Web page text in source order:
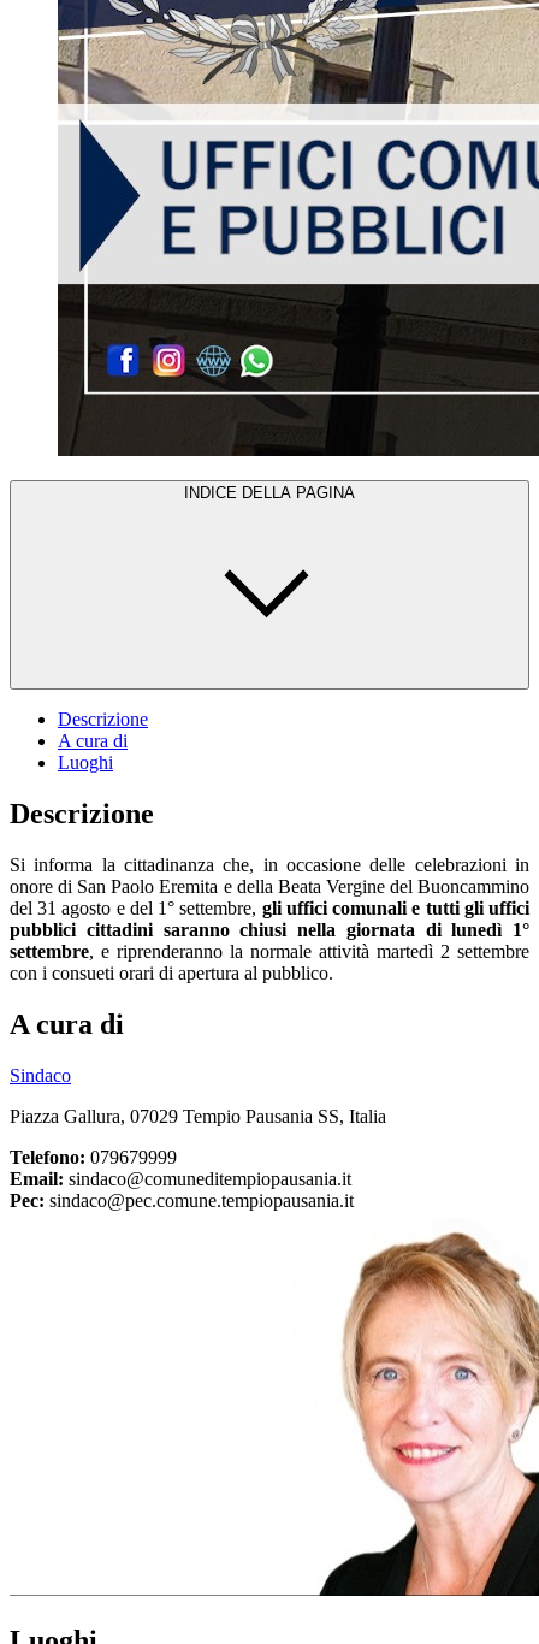
INDICE DELLA PAGINA
Descrizione
A cura di
Luoghi
Descrizione
Si informa la cittadinanza che, in occasione delle celebrazioni in
onore di San Paolo Eremita e della Beata Vergine del Buoncammino
del 31 agosto e del 1° settembre, gli uffici comunali e tutti gli uffici
pubblici cittadini saranno chiusi nella giornata di lunedì 1°
settembre, e riprenderanno la normale attività martedì 2 settembre
con i consueti orari di apertura al pubblico.
A cura di
Sindaco
Piazza Gallura, 07029 Tempio Pausania SS, Italia
Telefono: 079679999
Email: sindaco@comuneditempiopausania.it
Pec: sindaco@pec.comune.tempiopausania.it